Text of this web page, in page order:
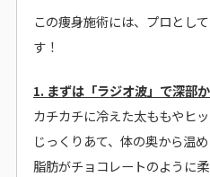
この痩身施術には、プロとし
す！
1. まずは「ラジオ波」で深部
カチカチに冷えた太ももやヒ
じっくりあて、体の奥から温め
脂肪がチョコレートのように